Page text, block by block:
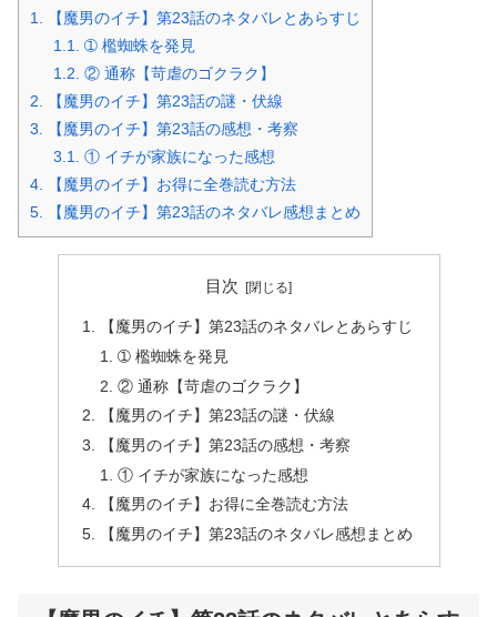
1.
【魔男のイチ】第23話のネタバレとあらすじ
1.1.
➀ 檻蜘蛛を発見
1.2. ② 通称【苛虐のゴクラク】
2.
【魔男のイチ】第23話の謎・伏線
3.
【魔男のイチ】第23話の感想・考察
3.1.
① イチが家族になった感想
4.
【魔男のイチ】お得に全巻読む方法
5.
【魔男のイチ】第23話のネタバレ感想まとめ
目次
【魔男のイチ】第23話のネタバレとあらすじ
➀ 檻蜘蛛を発見
② 通称【苛虐のゴクラク】
【魔男のイチ】第23話の謎・伏線
【魔男のイチ】第23話の感想・考察
① イチが家族になった感想
【魔男のイチ】お得に全巻読む方法
【魔男のイチ】第23話のネタバレ感想まとめ